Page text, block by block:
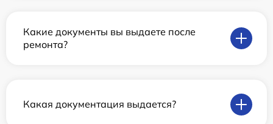
Какие документы вы выдаете после
ремонта?
Какая документация выдается?